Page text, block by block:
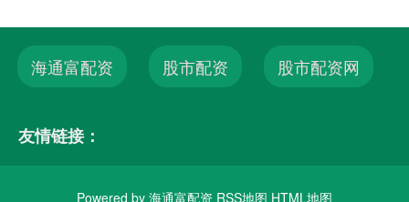
海通富配资 股市配资 股市配资网
友情链接：
Powered by 海通富配资 RSS地图 HTML地图